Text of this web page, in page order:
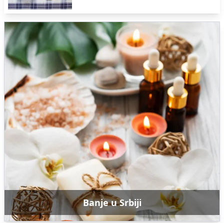
Banje u Srbiji